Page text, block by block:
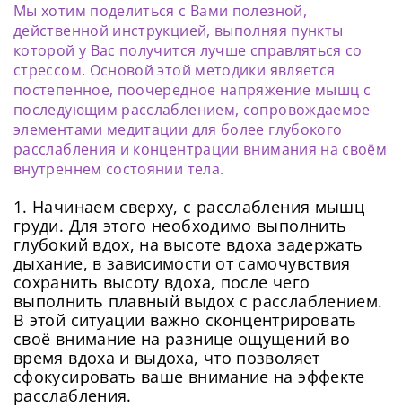
Сменить пароль!
Новый Пароль
Придумайте пароль
Как минимум одна заглавная буква, одна
цифра и один специальный символ
Как минимум одна строчная латинская буква
Пароль должен содержать от 8 до 12 символов
Подтвердите Пароль*
Нажимая на кнопку «Продолжить», а также при
Пользовательского
Соглашения, в том числе касающееся обработки
Ваших персональных данных. Подробнее об
обработке данных вПолитике .
Отправить
Мы хотим поделиться с Вами полезной,
действенной инструкцией, выполняя пункты
которой у Вас получится лучше справляться со
стрессом. Основой этой методики является
постепенное, поочередное напряжение мышц с
последующим расслаблением, сопровождаемое
элементами медитации для более глубокого
расслабления и концентрации внимания на своём
внутреннем состоянии тела.
1. Начинаем сверху, с расслабления мышц
груди. Для этого необходимо выполнить
глубокий вдох, на высоте вдоха задержать
дыхание, в зависимости от самочувствия
сохранить высоту вдоха, после чего
выполнить плавный выдох с расслаблением.
В этой ситуации важно сконцентрировать
своё внимание на разнице ощущений во
время вдоха и выдоха, что позволяет
сфокусировать ваше внимание на эффекте
расслабления.
Сейчас скорость вашего интернета
невысокая, из-за чего могут возникнуть
сайта. Чтобы обеспечить более
стабильную работу, подключитесь к
быстрому соединению.
Продолжить просмотр